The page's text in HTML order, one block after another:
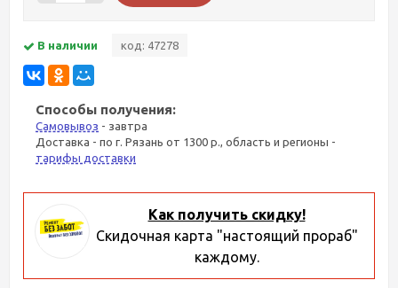
В наличии код: 47278
Способы получения:
Самовывоз - завтра
Доставка - по г. Рязань от 1300 р., область и регионы -
тарифы доставки
Как получить скидку!
Скидочная карта "настоящий прораб"
каждому.